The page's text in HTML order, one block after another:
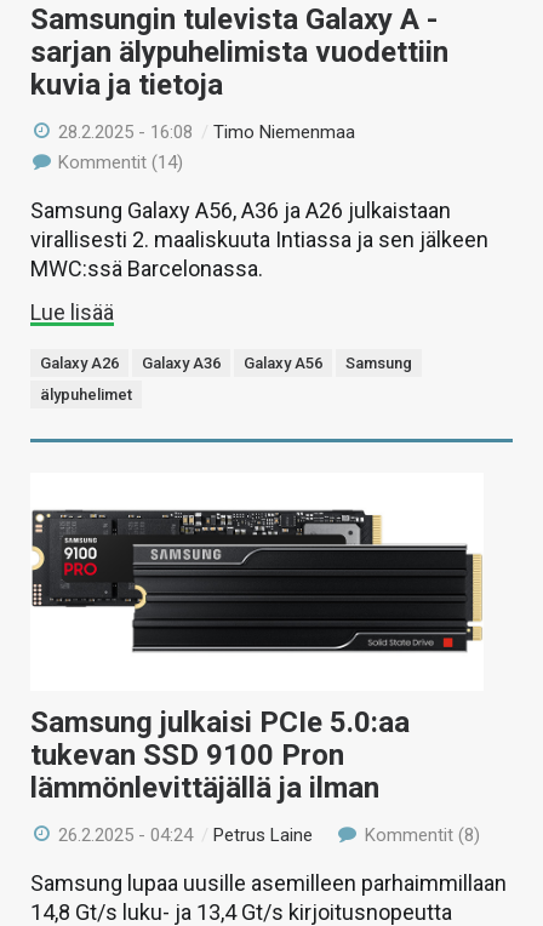
Samsungin tulevista Galaxy A -
sarjan älypuhelimista vuodettiin
kuvia ja tietoja
28.2.2025 - 16:08 /Timo Niemenmaa
Kommentit (14)
Samsung Galaxy A56, A36 ja A26 julkaistaan
virallisesti 2. maaliskuuta Intiassa ja sen jälkeen
MWC:ssä Barcelonassa.
Lue lisää
Galaxy A26 Galaxy A36 Galaxy A56
Samsung
älypuhelimet
Samsung julkaisi PCIe 5.0:aa
tukevan SSD 9100 Pron
lämmönlevittäjällä ja ilman
26.2.2025 - 04:24 /Petrus Laine Kommentit (8)
Samsung lupaa uusille asemilleen parhaimmillaan
14,8 Gt/s luku- ja 13,4 Gt/s kirjoitusnopeutta